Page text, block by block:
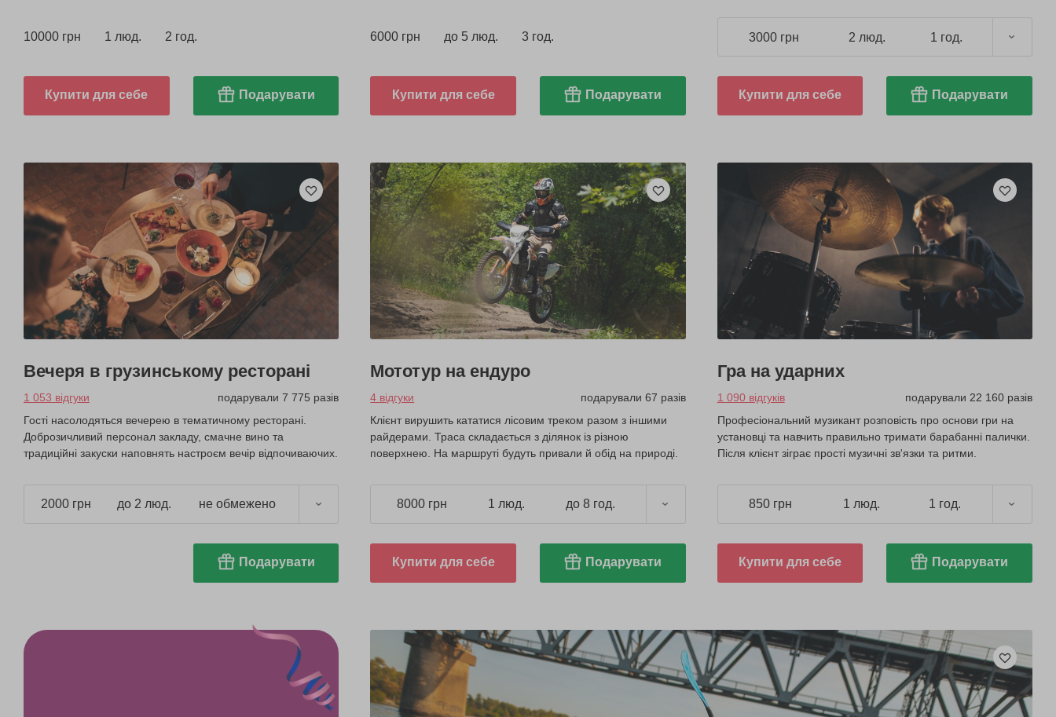
10000 грн 1 люд. 2 год.
Купити для себе Подарувати
6000 грн до 5 люд. 3 год.
Купити для себе Подарувати
3000 грн 2 люд. 1 год.
Купити для себе Подарувати
Вечеря в грузинському ресторані
1 053 відгуки
подарували 7 775 разів
Гості насолодяться вечерею в тематичному ресторані.
Доброзичливий персонал закладу, смачне вино та
традиційні закуски наповнять настроєм вечір відпочиваючих.
2000 грн до 2 люд. не обмежено
Подарувати
Мототур на ендуро
4 відгуки
подарували 67 разів
Клієнт вирушить кататися лісовим треком разом з іншими
райдерами. Траса складається з ділянок із різною
поверхнею. На маршруті будуть привали й обід на природі.
8000 грн 1 люд. до 8 год.
Купити для себе Подарувати
Гра на ударних
1 090 відгуків
подарували 22 160 разів
Професіональний музикант розповість про основи гри на
установці та навчить правильно тримати барабанні палички.
Після клієнт зіграє прості музичні зв'язки та ритми.
850 грн 1 люд. 1 год.
Купити для себе Подарувати